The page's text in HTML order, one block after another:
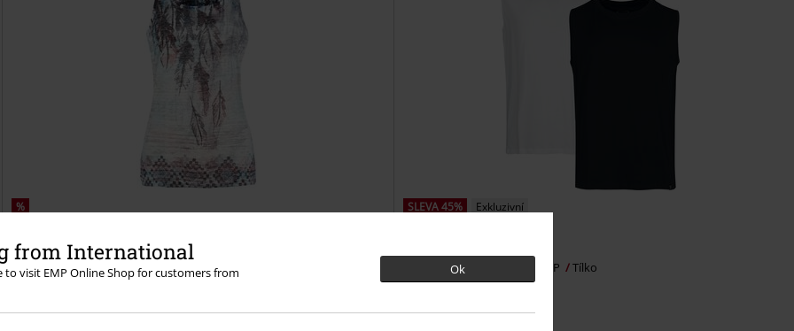
from International
to visit EMP Online Shop for customers from
Ok
%
Kč 391,00
Fiona Innocent Top
SLEVA 45%
Exkluzivní
Balení 2 ks tílek RED by EMP Tílko